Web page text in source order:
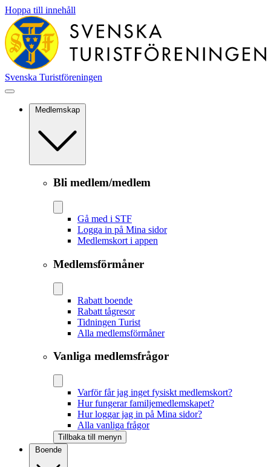
Hoppa till innehåll
Svenska Turistföreningen
Medlemskap
Bli medlem/medlem
Gå med i STF
Logga in på Mina sidor
Medlemskort i appen
Medlemsförmåner
Rabatt boende
Rabatt tågresor
Tidningen Turist
Alla medlemsförmåner
Vanliga medlemsfrågor
Varför får jag inget fysiskt medlemskort?
Hur fungerar familjemedlemskapet?
Hur loggar jag in på Mina sidor?
Alla vanliga frågor
Tillbaka till menyn
Boende